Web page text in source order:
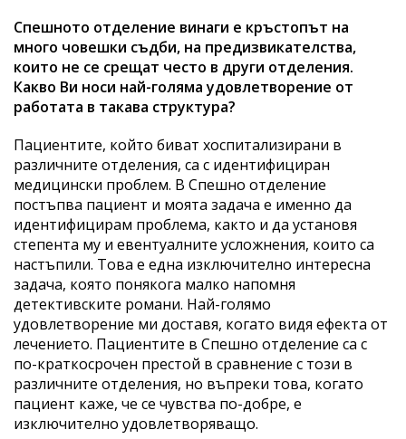
Спешното отделение винаги е кръстопът на
много човешки съдби, на предизвикателства,
които не се срещат често в други отделения.
Какво Ви носи най-голяма удовлетворение от
работата в такава структура?
Пациентите, който биват хоспитализирани в
различните отделения, са с идентифициран
медицински проблем. В Спешно отделение
постъпва пациент и моята задача е именно да
идентифицирам проблема, както и да установя
степента му и евентуалните усложнения, които са
настъпили. Това е една изключително интересна
задача, която понякога малко напомня
детективските романи. Най-голямо
удовлетворение ми доставя, когато видя ефекта от
лечението. Пациентите в Спешно отделение са с
по-краткосрочен престой в сравнение с този в
различните отделения, но въпреки това, когато
пациент каже, че се чувства по-добре, е
изключително удовлетворяващо.